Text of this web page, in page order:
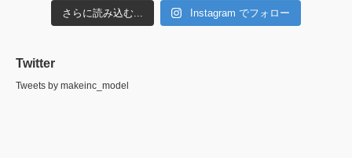
さらに読み込む... Instagram でフォロー
Twitter
Tweets by makeinc_model